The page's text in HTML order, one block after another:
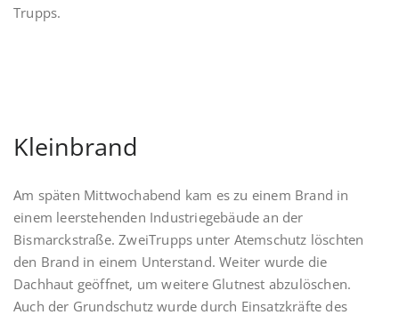
Trupps.
Kleinbrand
Am späten Mittwochabend kam es zu einem Brand in
einem leerstehenden Industriegebäude an der
Bismarckstraße. ZweiTrupps unter Atemschutz löschten
den Brand in einem Unterstand. Weiter wurde die
Dachhaut geöffnet, um weitere Glutnest abzulöschen.
Auch der Grundschutz wurde durch Einsatzkräfte des